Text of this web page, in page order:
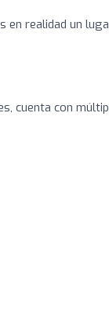
en realidad un
cuenta con